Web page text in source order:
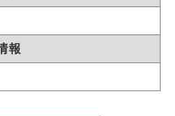
報